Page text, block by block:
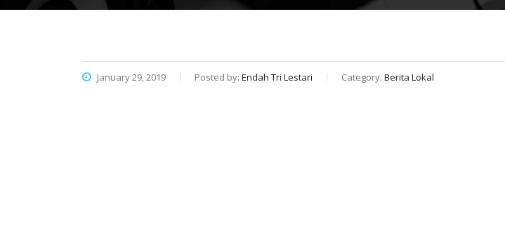
January 29, 2019 Posted by: Endah Tri Lestari Category: Berita Lokal